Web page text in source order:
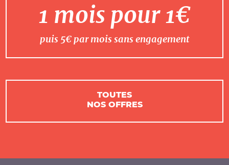
1 mois pour 1€
puis 5€ par mois sans engagement
TOUTES
NOS OFFRES